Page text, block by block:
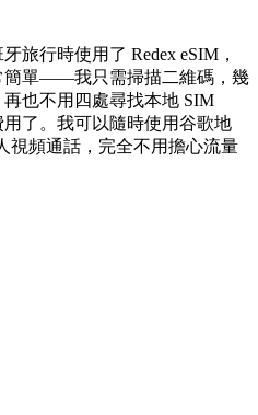
旅行時使用了 Redex eSIM，
簡單——我只需掃描二維碼，幾
也不用四處尋找本地 SIM
了。我可以隨時使用谷歌地
視頻通話，完全不用擔心流量